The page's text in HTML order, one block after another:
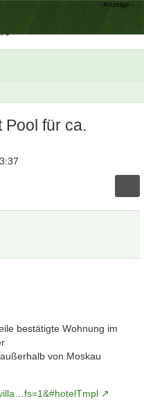
Pool für ca.
bestätigte Wohnung im
von Moskau